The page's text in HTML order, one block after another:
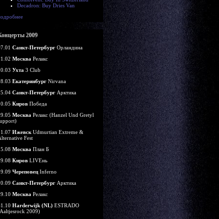
Decadron: Buy Dries Van
2009
Санкт-Петербург Орландина
Москва Релакс
Ухта 3 Club
Екатеринбург Nirvana
Санкт-Петербург Арктика
Киров Победа
Москва Релакс (Hanzel Und Gretyl
Ижевск Udmurtian Extreme &
Fest
Москва План Б
Киров LIVEнь
Череповец Inferno
Санкт-Петербург Арктика
Москва Релакс
Harderwijk (NL) ESTRADO
2009)